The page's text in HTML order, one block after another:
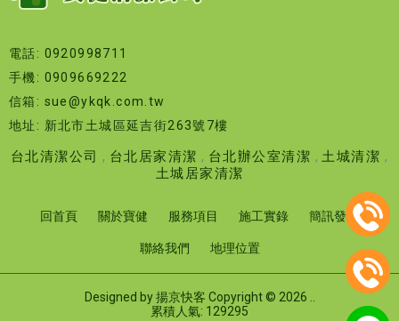
電話: 0920998711
手機: 0909669222
信箱: sue@ykqk.com.tw
地址: 新北市土城區延吉街263號7樓
台北清潔公司 台北居家清潔 台北辦公室清潔
土城清潔
土城居家清潔
回首頁 關於寶健 服務項目 施工實錄 簡訊發送
聯絡我們 地理位置
Designed by揚京快客 Copyright © 2026
累積人氣: 129295